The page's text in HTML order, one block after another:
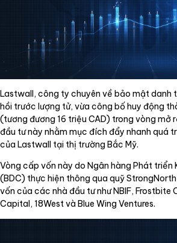
Lastwall, công ty chuyên về bảo mật danh
hồi trước lượng tử, vừa công bố huy động
(tương đương 16 triệu CAD) trong vòng mở
đầu tư này nhằm mục đích đẩy nhanh quá
của Lastwall tại thị trường Bắc Mỹ.
Vòng cấp vốn này do Ngân hàng Phát triển
(BDC) thực hiện thông qua quỹ
vốn của các nhà đầu tư như NBIF, Frostbite
Capital, 18West và Blue Wing Ventures.